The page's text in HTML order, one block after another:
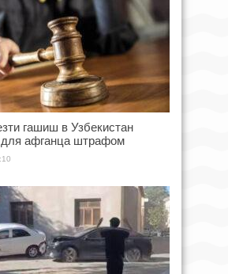
гашиш в Узбекистан
афганца штрафом